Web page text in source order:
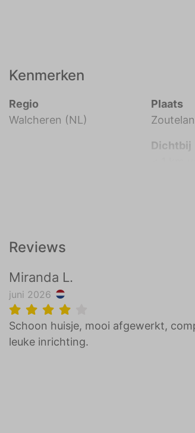
Kenmerken
Regio
Walcheren (NL)
Plaats
Dichtbij
Reviews
Miranda L.
juni 2026
Schoon huisje, mooi afgewerkt,
leuke inrichting.